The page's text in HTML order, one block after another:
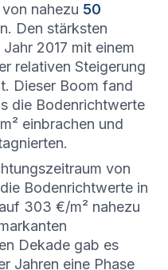
nahezu 50
Den stärksten
2017 mit einem
relativen Steigerung
Dieser Boom fand
die Bodenrichtwerte
einbrachen und
von
Bodenrichtwerte in
303 €/m² nahezu
Dekade gab es
Jahren eine Phase